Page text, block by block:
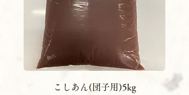
こしあん(団子用)5kg